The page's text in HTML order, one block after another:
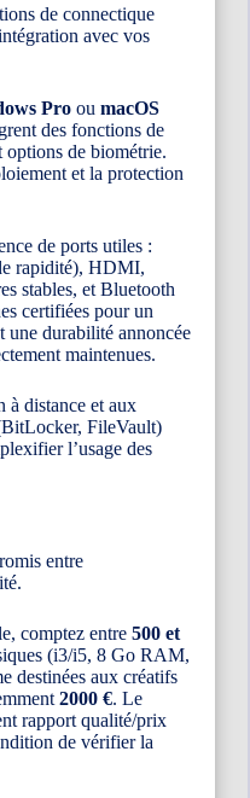
de connectique
avec vos
Pro ou macOS
des fonctions de
options de biométrie.
et la protection
de ports utiles :
rapidité), HDMI,
stables, et Bluetooth
certifiées pour un
une durabilité annoncée
maintenues.
à distance et aux
FileVault)
l’usage des
entre
comptez entre 500 et
(i3/i5, 8 Go RAM,
destinées aux créatifs
2000 €. Le
rapport qualité/prix
de vérifier la